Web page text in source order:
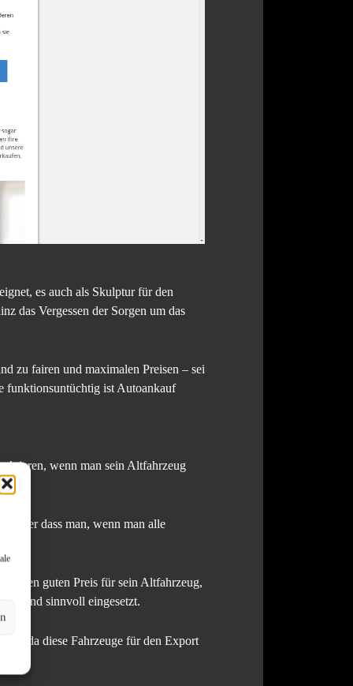
es auch als Skulptur für den
das Vergessen der Sorgen um das
zu fairen und maximalen Preisen – sei
funktionsuntüchtig ist Autoankauf
wenn man sein Altfahrzeug
Oder dass man, wenn man alle
einen guten Preis für sein Altfahrzeug,
und sinnvoll eingesetzt.
da diese Fahrzeuge für den Export